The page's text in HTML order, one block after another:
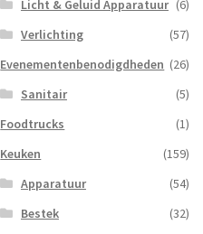
Licht & Geluid Apparatuur (6)
Verlichting
(57)
Evenementenbenodigdheden (26)
Sanitair
(5)
Foodtrucks
(1)
Keuken
(159)
Apparatuur
(54)
Bestek
(32)